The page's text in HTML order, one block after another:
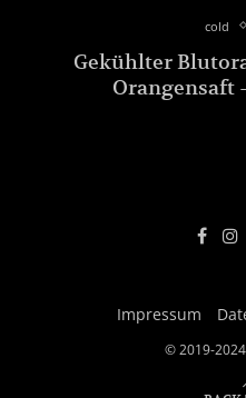
cold
Gekühlter
Orangensaft
Impressum
© 2019-